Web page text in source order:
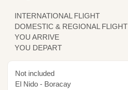
INTERNATIONAL FLIGHT
DOMESTIC & REGIONAL FLIGHT
YOU ARRIVE
YOU DEPART
Not included
El Nido - Boracay